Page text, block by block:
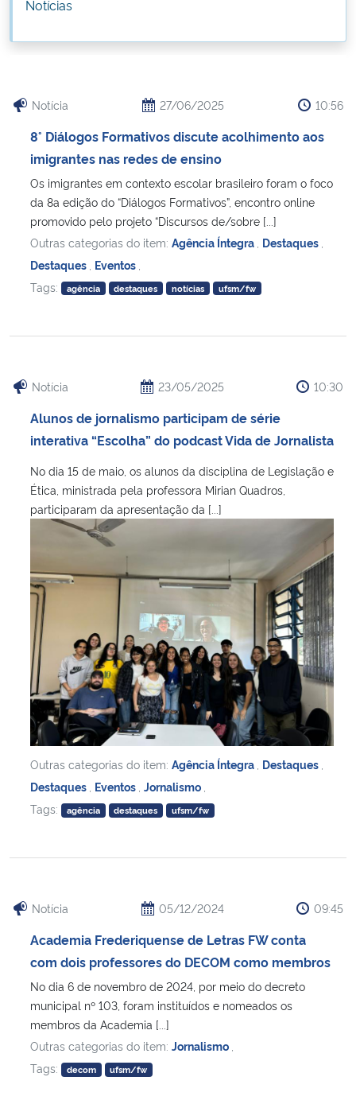
Ministério da Cidadania
Ministério de Minas e Energia
Ministério da Ciência, Tecnologia, Inovações e Comunicações
Ministério do Meio Ambiente
Ministério do Turismo
Ministério do Desenvolvimento Regional
Secretaria-Geral
Secretaria de Governo
Gabinete de Segurança Institucional
Advocacia-Geral da União
Planalto
Notícias
Notícia 27/06/2025 10:56
8° Diálogos Formativos discute acolhimento aos
imigrantes nas redes de ensino
Os imigrantes em contexto escolar brasileiro foram o foco
da 8a edição do “Diálogos Formativos”, encontro online
promovido pelo projeto “Discursos de/sobre [...]
Outras categorias do item: Agência Íntegra Destaques
Destaques Eventos
Tags:
agência destaques notícias ufsm/fw
Notícia 23/05/2025 10:30
Alunos de jornalismo participam de série
interativa “Escolha” do podcast Vida de Jornalista
No dia 15 de maio, os alunos da disciplina de Legislação e
Ética, ministrada pela professora Mirian Quadros,
participaram da apresentação da [...]
Outras categorias do item: Agência Íntegra Destaques
Destaques Eventos Jornalismo
Tags:
agência destaques ufsm/fw
Notícia 05/12/2024 09:45
Academia Frederiquense de Letras FW conta
com dois professores do DECOM como membros
No dia 6 de novembro de 2024, por meio do decreto
municipal nº 103, foram instituídos e nomeados os
membros da Academia [...]
Outras categorias do item: Jornalismo
Tags:
decom ufsm/fw